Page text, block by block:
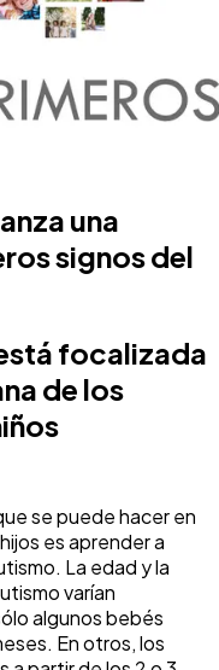
una
signos del
focalizada
de los
se puede hacer en
es aprender a
La edad y la
varían
algunos bebés
En otros, los